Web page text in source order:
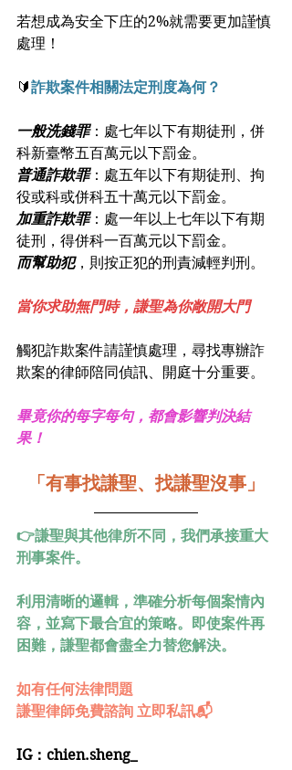
若想成為安全下庄的2%就需要更加謹慎
處理！
🔰詐欺案件相關法定刑度為何？
一般洗錢罪：處七年以下有期徒刑，併
科新臺幣五百萬元以下罰金。
普通詐欺罪：處五年以下有期徒刑、拘
役或科或併科五十萬元以下罰金。
加重詐欺罪：處一年以上七年以下有期
徒刑，得併科一百萬元以下罰金。
而幫助犯，則按正犯的刑責減輕判刑。
當你求助無門時，謙聖為你敞開大門
觸犯詐欺案件請謹慎處理，尋找專辦詐
欺案的律師陪同偵訊、開庭十分重要。
畢竟你的每字每句，都會影響判決結
果！
「有事找謙聖、找謙聖沒事」
👉謙聖與其他律所不同，我們承接重大
刑事案件。
利用清晰的邏輯，準確分析每個案情內
容，並寫下最合宜的策略。即使案件再
困難，謙聖都會盡全力替您解決。
如有任何法律問題
謙聖律師免費諮詢 立即私訊📬
IG：chien.sheng_